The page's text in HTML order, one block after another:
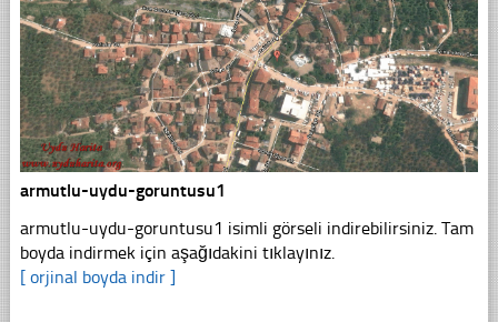
armutlu-uydu-goruntusu1
armutlu-uydu-goruntusu1 isimli görseli indirebilirsiniz. Tam
boyda indirmek için aşağıdakini tıklayınız.
[ orjinal boyda indir ]